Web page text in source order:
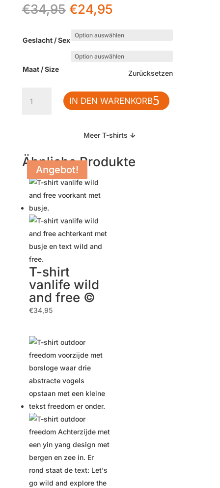
€34,95 Ursprünglicher
Preis
war:
€34,95
€24,95Aktueller
ist:
€24,95.
Geslacht / Sex
Maat / Size Zurücksetzen
Shirt
©
Menge
IN DEN WARENKORB
Meer T-shirts ↓
Ähnliche Produkte
T-shirt
vanlife wild
and free ©
€34,95
Angebot!
Angebot!
Angebot!